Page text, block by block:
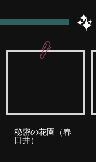
秘密の花園（春
日井）